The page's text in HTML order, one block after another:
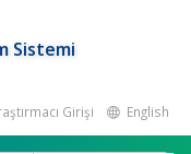
Sistemi
Girişi English